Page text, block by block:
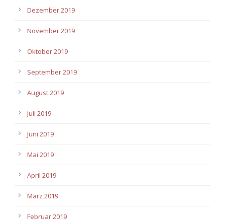
Dezember 2019
November 2019
Oktober 2019
September 2019
August 2019
Juli 2019
Juni 2019
Mai 2019
April 2019
März 2019
Februar 2019